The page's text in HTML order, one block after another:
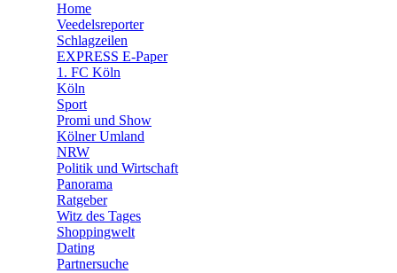
🛒 Shoppingwelt
Home
Veedelsreporter
Schlagzeilen
EXPRESS E-Paper
1. FC Köln
Köln
Sport
Promi und Show
Kölner Umland
NRW
Politik und Wirtschaft
Panorama
Ratgeber
Witz des Tages
Shoppingwelt
Dating
Partnersuche